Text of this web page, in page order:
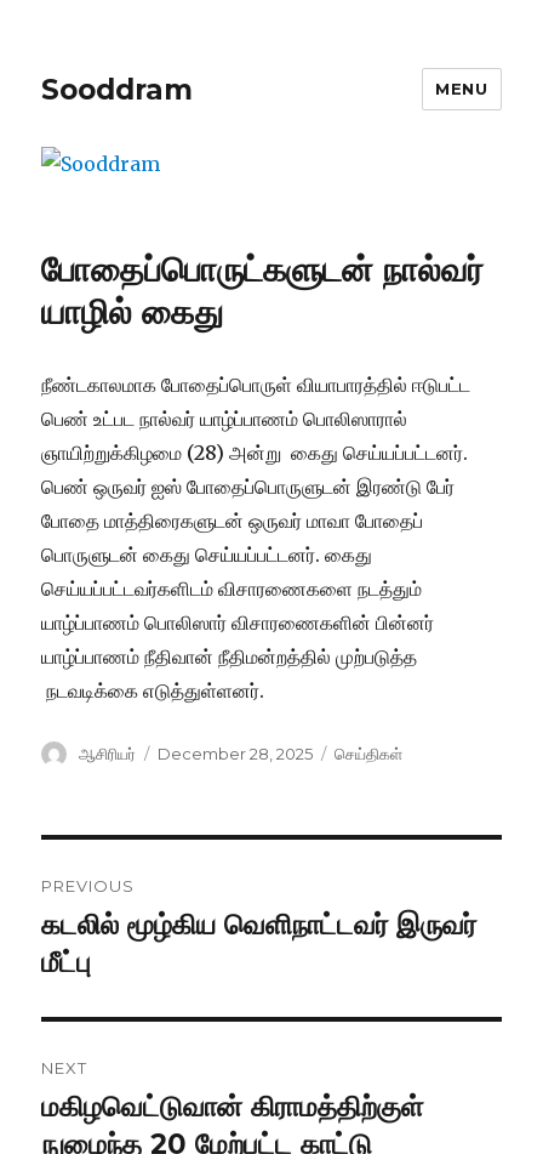
Sooddram MENU
போதைப்பொருட்களுடன் நால்வர்
யாழில் கைது
நீண்டகாலமாக போதைப்பொருள் வியாபாரத்தில் ஈடுபட்ட
பெண் உட்பட நால்வர் யாழ்ப்பாணம் பொலிஸாரால்
ஞாயிற்றுக்கிழமை (28) அன்று கைது செய்யப்பட்டனர்.
பெண் ஒருவர் ஐஸ் போதைப்பொருளுடன் இரண்டு பேர்
போதை மாத்திரைகளுடன் ஒருவர் மாவா போதைப்
பொருளுடன் கைது செய்யப்பட்டனர். கைது
செய்யப்பட்டவர்களிடம் விசாரணைகளை நடத்தும்
யாழ்ப்பாணம் பொலிஸார் விசாரணைகளின் பின்னர்
யாழ்ப்பாணம் நீதிவான் நீதிமன்றத்தில் முற்படுத்த
நடவடிக்கை எடுத்துள்ளனர்.
Author
ஆசிரியர்
Posted
December 28, 2025 Categories
செய்திகள்
navigation
PREVIOUS
Previous
post:
கடலில் மூ​ழ்கிய வெளிநாட்டவர் இருவர்
மீட்பு
NEXT
Next
post:
மகிழவெட்டுவான் கிராமத்திற்குள்
நுழைந்த 20 மேற்பட்ட காட்டு